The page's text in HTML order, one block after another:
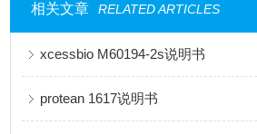
相关文章 RELATED ARTICLES
xcessbio M60194-2s说明书
protean 1617说明书